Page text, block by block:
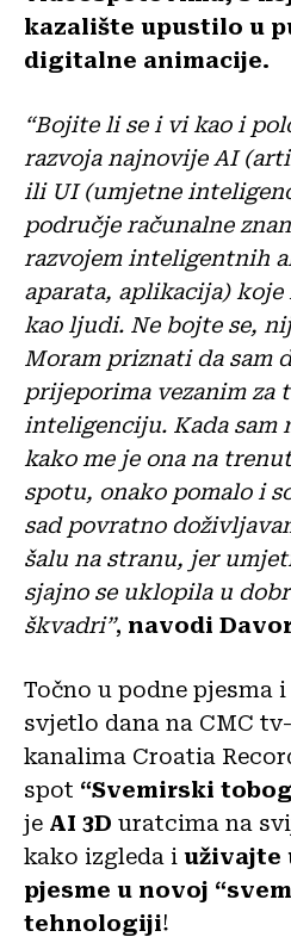
kazalište upustilo u
digitalne animacije.
“Bojite li se i vi kao i
razvoja najnovije AI
ili UI (umjetne
područje računalne
razvojem inteligentnih
aparata, aplikacija) koje
kao ljudi. Ne bojte se,
Moram priznati da sam
prijeporima vezanim za
inteligenciju. Kada sam
kako me je ona na
spotu, onako pomalo i
sad povratno
šalu na stranu, jer
sjajno se uklopila u
škvadri”, navodi
Točno u podne pjesma
svjetlo dana na CMC
kanalima Croatia
spot “Svemirski
je AI 3D uratcima na
kako izgleda i uživajte
pjesme u novoj
tehnologiji!